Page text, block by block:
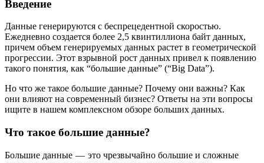
Введение
Данные генерируются с беспрецедентной скоростью.
Ежедневно создается более 2,5 квинтиллиона байт данных,
причем объем генерируемых данных растет в геометрической
прогрессии. Этот взрывной рост данных привел к появлению
такого понятия, как “большие данные” (“Big Data”).
Но что же такое большие данные? Почему они важны? Как
они влияют на современный бизнес? Ответы на эти вопросы
ищите в нашем комплексном обзоре больших данных.
Что такое большие данные?
Большие данные — это чрезвычайно большие и сложные